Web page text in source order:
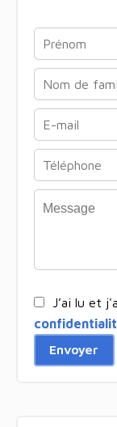
J’ai lu et
Envoyer